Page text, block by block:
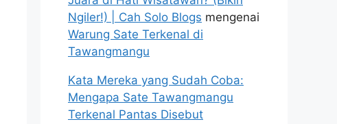
Ngiler!) | Cah Solo Blogs mengenai
Warung Sate Terkenal di
Tawangmangu
Kata Mereka yang Sudah Coba:
Mengapa Sate Tawangmangu
Terkenal Pantas Disebut